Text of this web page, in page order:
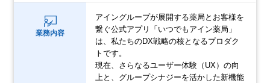
業務内容
アイングループが展開する薬局とお客様を
繋ぐ公式アプリ「いつでもアイン薬局」
は、私たちのDX戦略の核となるプロダク
トです。
現在、さらなるユーザー体験（UX）の向
上と、グループシナジーを活かした新機能